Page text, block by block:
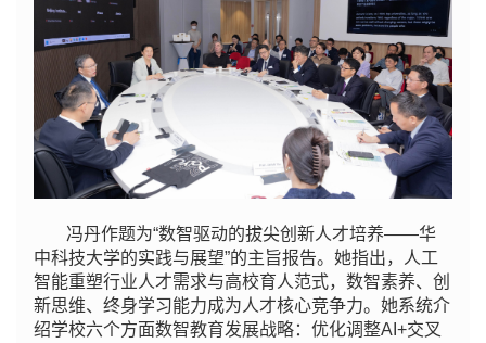
冯丹作题为“数智驱动的拔尖创新人才培养——华
中科技大学的实践与展望”的主旨报告。她指出，人工
智能重塑行业人才需求与高校育人范式，数智素养、创
新思维、终身学习能力成为人才核心竞争力。她系统介
绍学校六个方面数智教育发展战略：优化调整AI+交叉